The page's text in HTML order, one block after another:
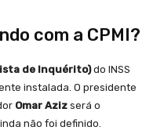
com a CPMI?
de Inquérito)do INSS
instalada. O presidente
Omar Aziz será o
não foi definido.